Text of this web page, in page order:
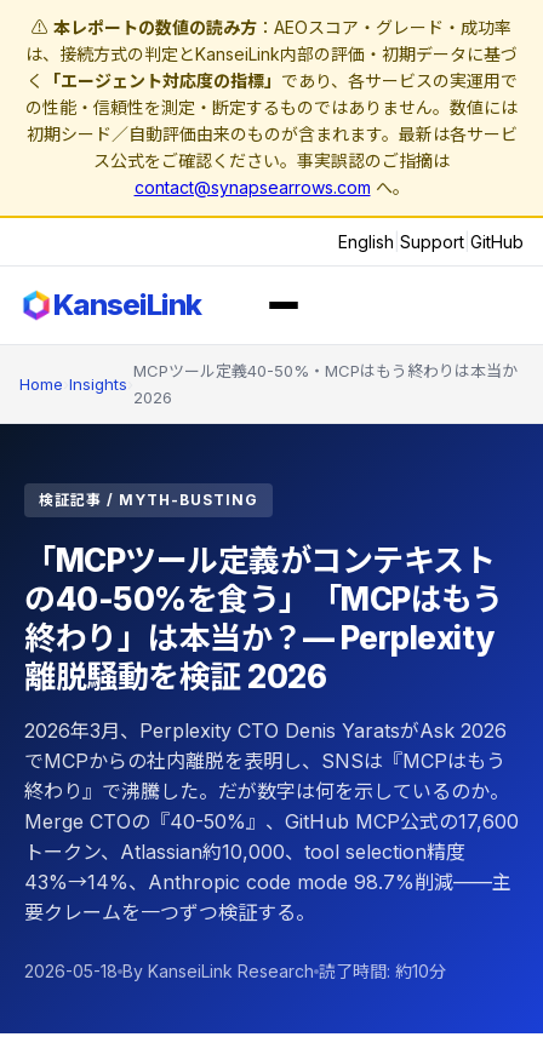
⚠️ 本レポートの数値の読み方 ：AEOスコア・グレード・成功率
は、接続方式の判定とKanseiLink内部の評価・初期データに基づ
く
「エージェント対応度の指標」 であり、各サービスの実運用で
の性能・信頼性を測定・断定するものではありません。数値には
初期シード／自動評価由来のものが含まれます。最新は各サービ
ス公式をご確認ください。事実誤認のご指摘は
contact@synapsearrows.com へ。
English Support GitHub
KanseiLink
Home Insights
MCPツール定義40-50%・MCPはもう終わりは本当か
2026
検証記事 / MYTH-BUSTING
「MCPツール定義がコンテキスト
の40-50%を食う」「MCPはもう
終わり」は本当か？— Perplexity
離脱騒動を検証 2026
2026年3月、Perplexity CTO Denis YaratsがAsk 2026
でMCPからの社内離脱を表明し、SNSは『MCPはもう
終わり』で沸騰した。だが数字は何を示しているのか。
Merge CTOの『40-50%』、GitHub MCP公式の17,600
トークン、Atlassian約10,000、tool selection精度
43%→14%、Anthropic code mode 98.7%削減——主
要クレームを一つずつ検証する。
2026-05-18 By KanseiLink Research 読了時間: 約10分